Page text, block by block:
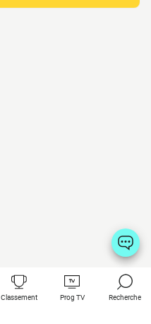
Classement Prog TV Recherche